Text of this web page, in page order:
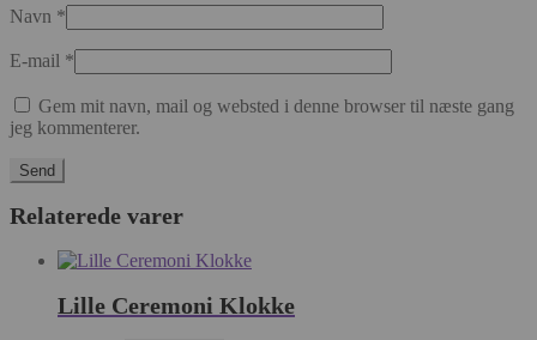
Navn *
E-mail *
Gem mit navn, mail og websted i denne browser til næste gang
jeg kommenterer.
Relaterede varer
Lille Ceremoni Klokke